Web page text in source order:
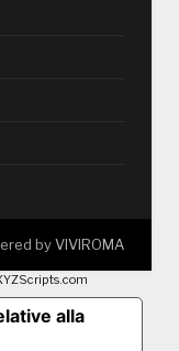
byVIVIROMA
alla